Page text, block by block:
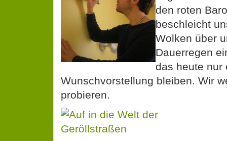
den roten
beschleicht
Wolken über
Dauerregen
das heute nur
Wunschvorstellung bleiben. Wir
probieren.